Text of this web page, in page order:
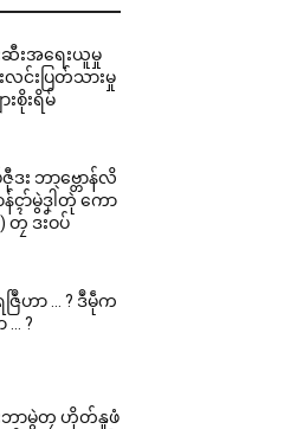
ဆီးအရေးယူမှု
လင်းပြတ်သားမှု
းစိုးရိမ်
း ဘာဗ္တောန်လိ
ၚာ်မွဲဒၞါဲတုဲ ကော
တၠ ဒးဝပ်
ြဳဟာ … ? ဒဳမဵုက
… ?
းဘာမွဲတၠ ဟိုတ်နူဖံ